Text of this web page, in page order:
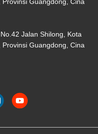
Jalan Shilong, Kota
Guangdong, Cina